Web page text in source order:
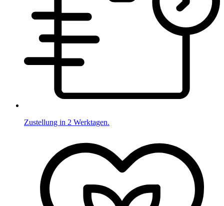
Zustellung in 2 Werktagen.